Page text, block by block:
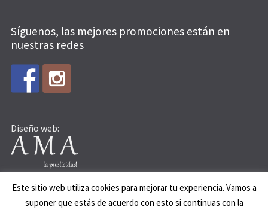
Síguenos, las mejores promociones están en
nuestras redes
Diseño web:
Este sitio web utiliza cookies para mejorar tu experiencia. Vamos a
suponer que estás de acuerdo con esto si continuas con la